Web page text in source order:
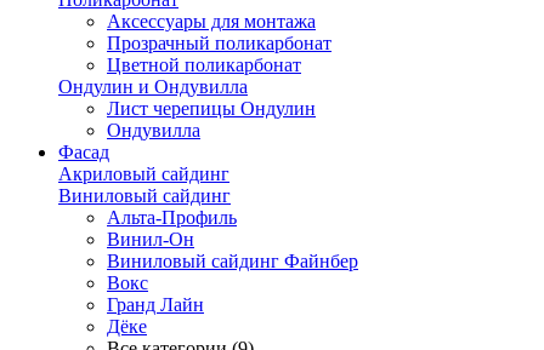
Аксессуары для монтажа
Прозрачный поликарбонат
Цветной поликарбонат
Ондулин и Ондувилла
Лист черепицы Ондулин
Ондувилла
Фасад
Акриловый сайдинг
Виниловый сайдинг
Альта-Профиль
Винил-Он
Виниловый сайдинг Файнбер
Вокс
Гранд Лайн
Дёке